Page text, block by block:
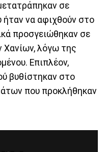
σε
ήταν να αφιχθούν στο
προσγειώθηκαν σε
Χανίων, λόγω της
Επιπλέον,
βυθίστηκαν στο
που προκλήθηκαν